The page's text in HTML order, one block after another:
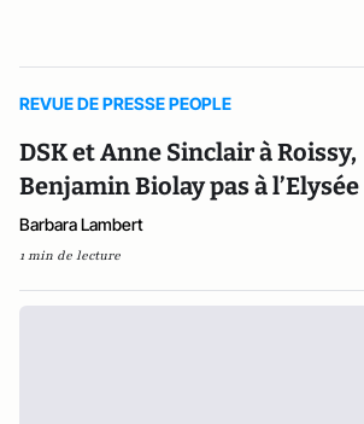
REVUE DE PRESSE PEOPLE
DSK et Anne Sinclair à Roissy,
Benjamin Biolay pas à l’Elysée
Barbara Lambert
1 min de lecture